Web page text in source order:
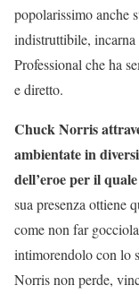
popolarissimo anche
indistruttibile,
Professional che ha
e diretto.
Chuck Norris
ambientate in
dell’eroe per il
sua presenza ottiene
come non far
intimorendolo con lo
Norris non perde,